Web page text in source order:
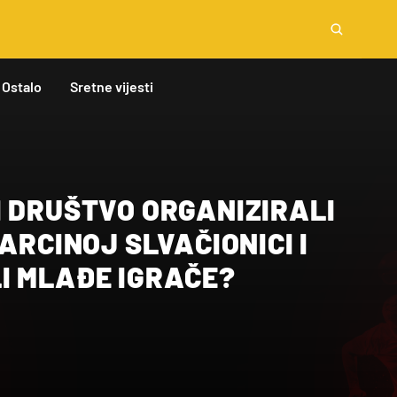
Ostalo Sretne vijesti
ORGANIZIRALI
SLVAČIONICI I
MLAĐE IGRAČE?